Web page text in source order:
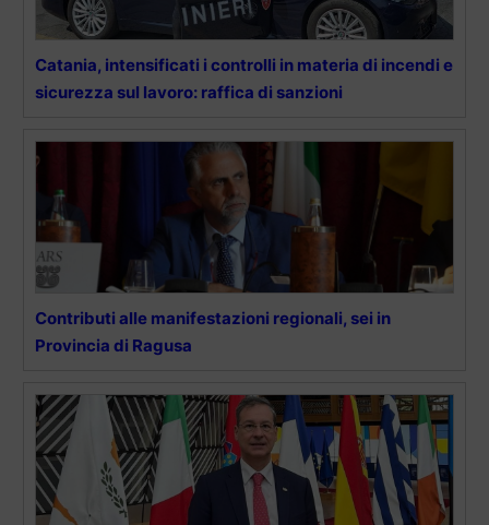
Catania, intensificati i controlli in materia di incendi e
sicurezza sul lavoro: raffica di sanzioni
Contributi alle manifestazioni regionali, sei in
Provincia di Ragusa